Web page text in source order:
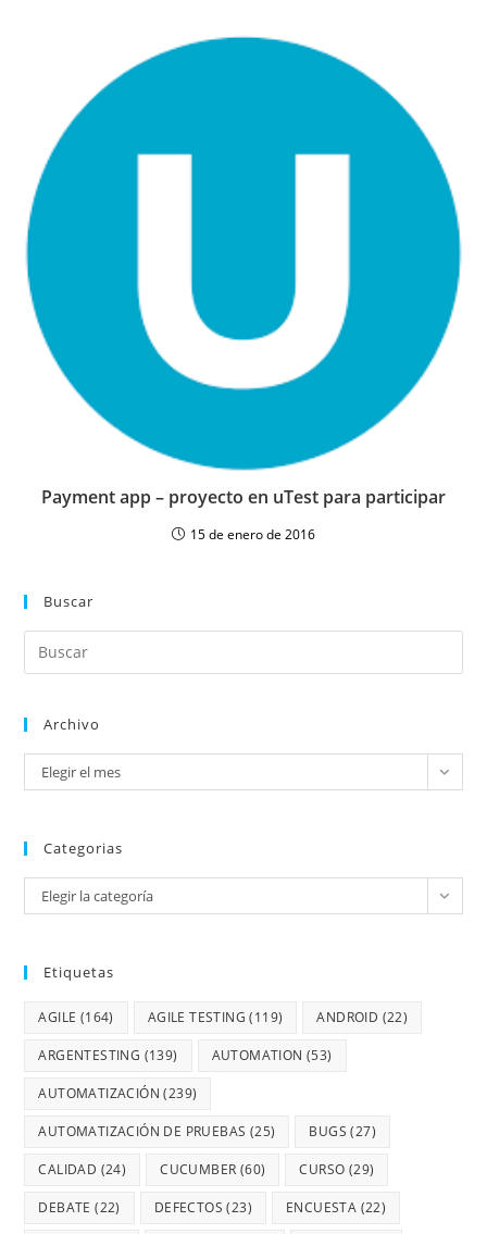
Payment app – proyecto en uTest para participar
15 de enero de 2016
Buscar
Archivo
Elegir el mes
Categorias
Elegir la categoría
Etiquetas
AGILE (164) AGILE TESTING (119) ANDROID (22)
ARGENTESTING (139) AUTOMATION (53)
AUTOMATIZACIÓN (239)
AUTOMATIZACIÓN DE PRUEBAS (25) BUGS (27)
CALIDAD (24) CUCUMBER (60) CURSO (29)
DEBATE (22) DEFECTOS (23) ENCUESTA (22)